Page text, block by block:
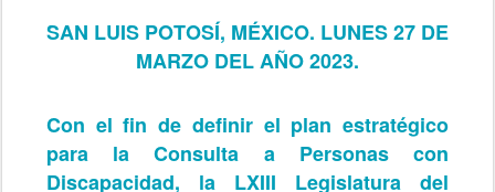
SAN LUIS POTOSÍ, MÉXICO. LUNES 27 DE
MARZO DEL AÑO 2023.
Con el fin de definir el plan estratégico
para la Consulta a Personas con
Discapacidad, la LXIII Legislatura del